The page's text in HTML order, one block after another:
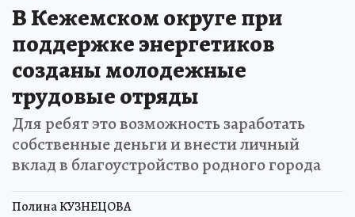
В Кежемском округе при
поддержке энергетиков
созданы молодежные
трудовые отряды
Для ребят это возможность заработать
собственные деньги и внести личный
вклад в благоустройство родного города
Полина КУЗНЕЦОВА